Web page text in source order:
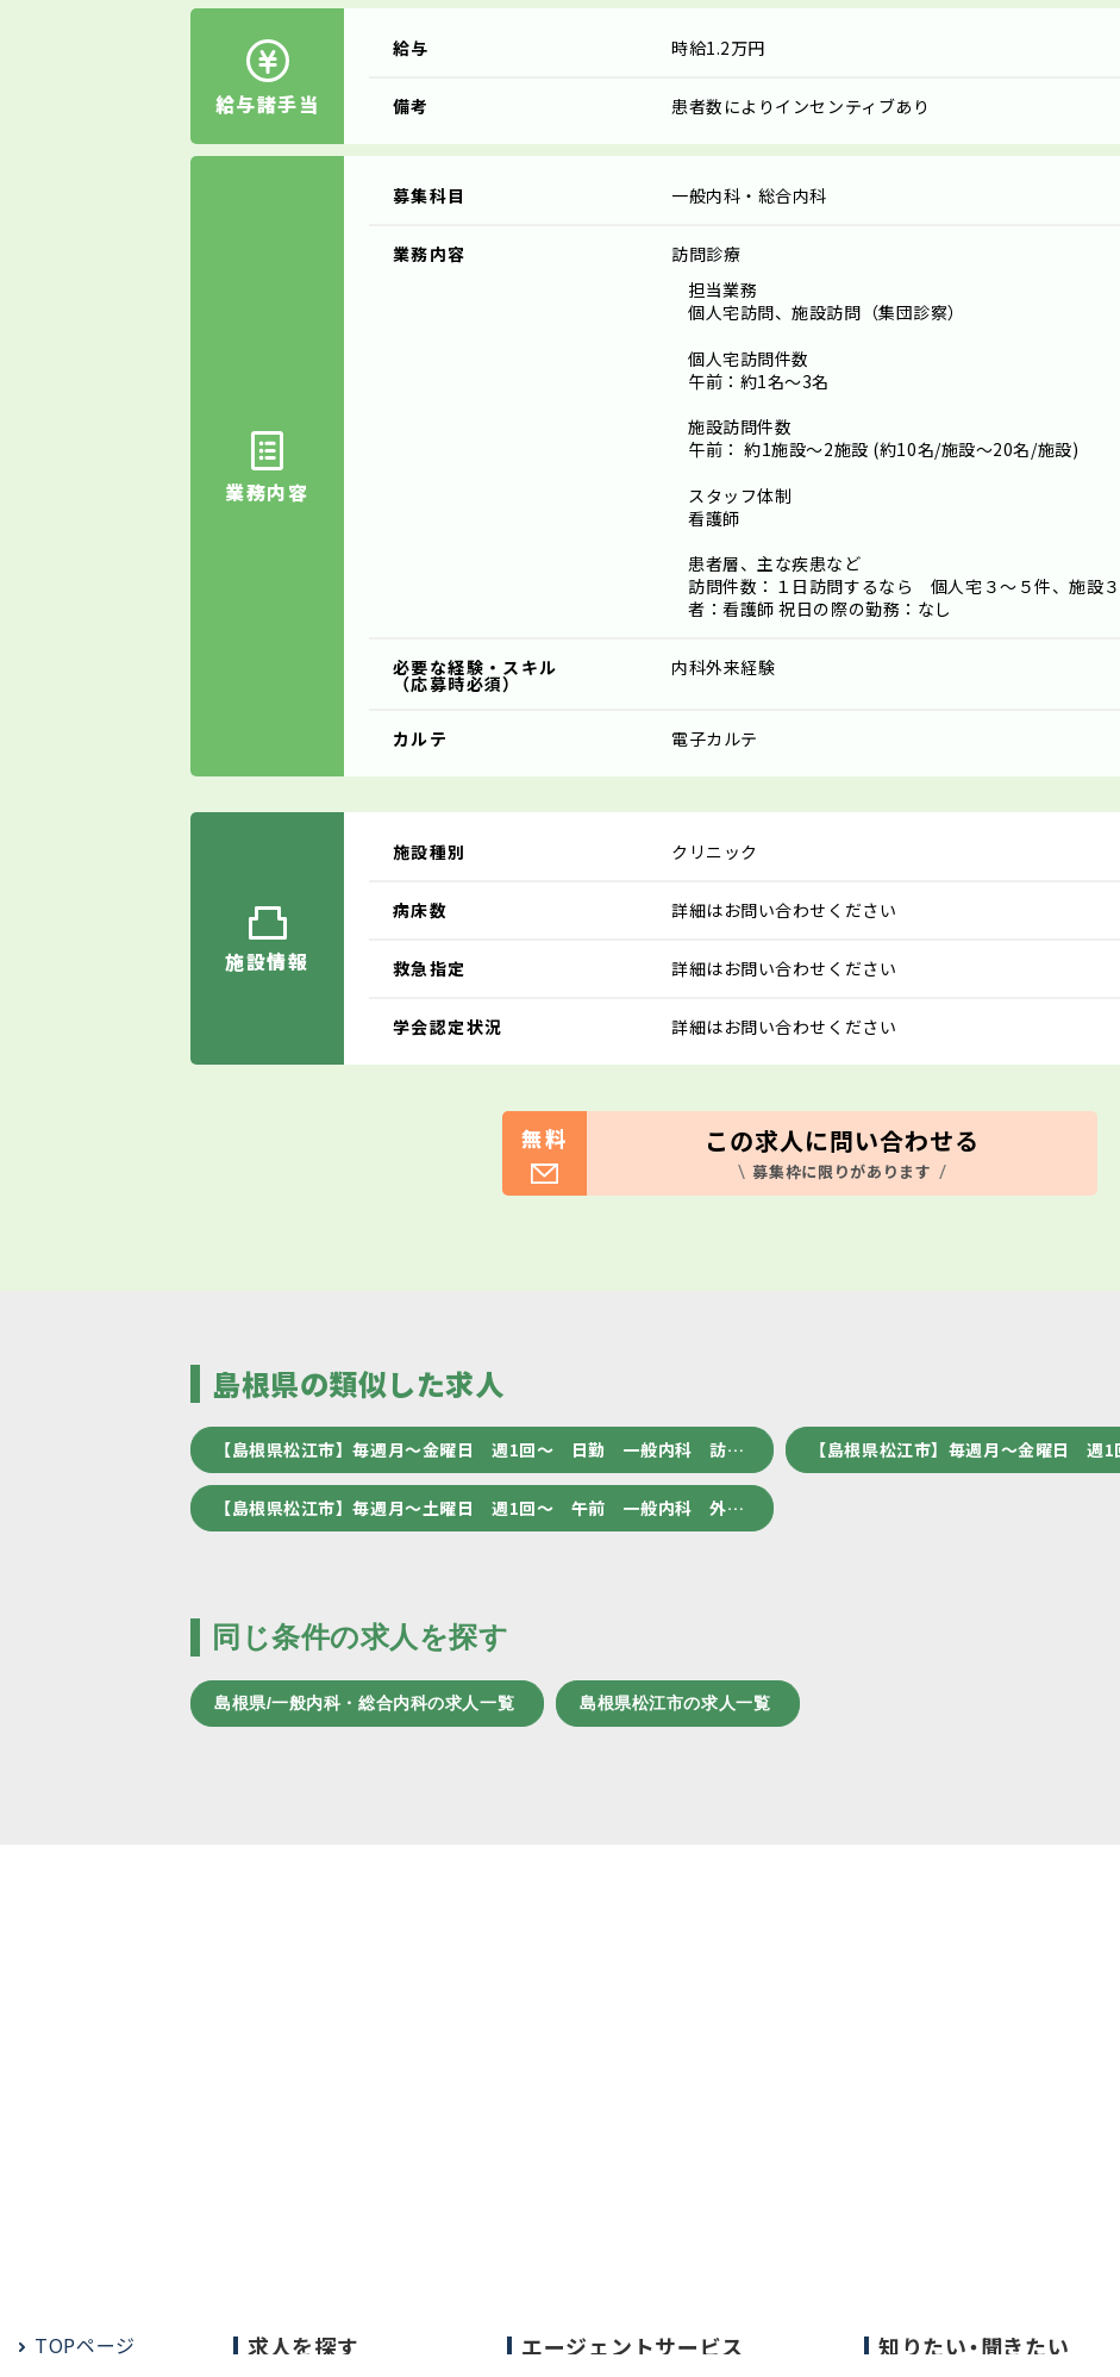
給与諸手当
給与 時給1.2万円
備考 患者数によりインセンティブあり
業務内容
募集科目 一般内科・総合内科
業務内容
訪問診療
担当業務
個人宅訪問、施設訪問（集団診察）
個人宅訪問件数
午前：約1名～3名
施設訪問件数
午前： 約1施設～2施設 (約10名/施設～20名/施設)
スタッフ体制
看護師
患者層、主な疾患など
訪問件数：１日訪問するなら 個人宅３〜５件、施設
者：看護師 祝日の際の勤務：なし
必要な経験・スキル
（応募時必須）
内科外来経験
カルテ 電子カルテ
施設情報
施設種別 クリニック
病床数 詳細はお問い合わせください
救急指定 詳細はお問い合わせください
学会認定状況 詳細はお問い合わせください
無料 この求人に問い合わせる
募集枠に限りがあります
島根県の類似した求人
【島根県松江市】毎週月～金曜日 週1回～ 日勤 一般内科 訪… 【島根県松江市】毎週月～金曜日
【島根県松江市】毎週月～土曜日 週1回～ 午前 一般内科 外…
同じ条件の求人を探す
島根県/一般内科・総合内科の求人一覧 島根県松江市の求人一覧
TOPページ 求人を探す エージェントサービス 知りたい・聞きたい